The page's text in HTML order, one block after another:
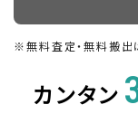
※無料査定・無料搬出
カンタン